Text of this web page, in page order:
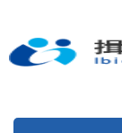
の